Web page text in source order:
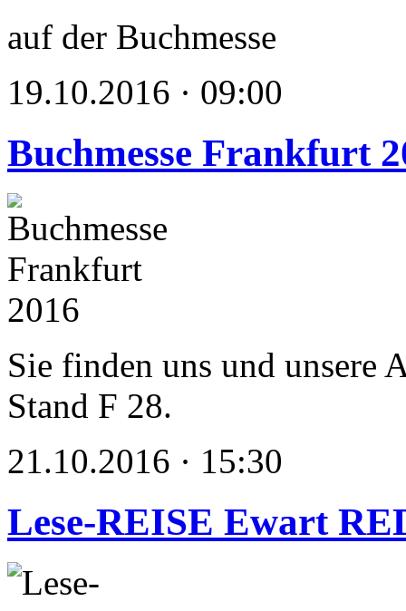
auf der Buchmesse
19.10.2016 · 09:00
Buchmesse Frankfurt
Sie finden uns und unsere
Stand F 28.
21.10.2016 · 15:30
Lese-REISE Ewart